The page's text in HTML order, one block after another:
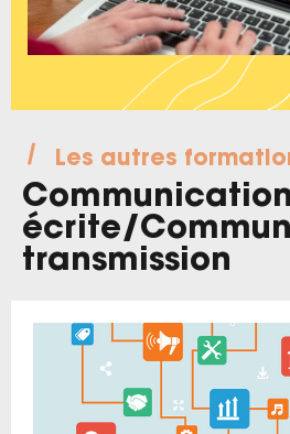
Les autres
Communication
écrite/
transmission